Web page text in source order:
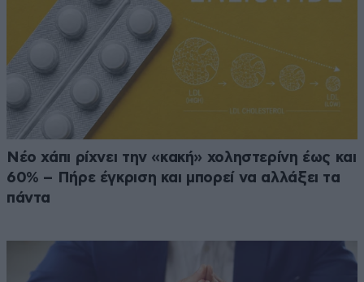
Νέο χάπι ρίχνει την «κακή» χοληστερίνη έως και
60% – Πήρε έγκριση και μπορεί να αλλάξει τα
πάντα